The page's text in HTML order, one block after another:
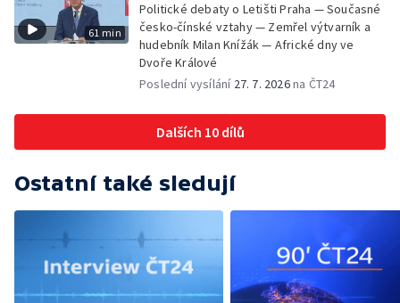
61 min
Politické debaty o Letišti Praha — Současné
česko-čínské vztahy — Zemřel výtvarník a
hudebník Milan Knížák — Africké dny ve
Dvoře Králové
Poslední vysílání 27. 7. 2026na ČT24
Dalších 10 dílů
Ostatní také sledují